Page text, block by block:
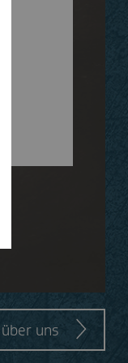
uns